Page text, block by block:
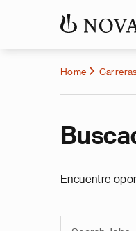
Home
Encuentre